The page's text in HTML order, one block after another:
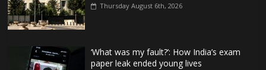
Thursday August 6th, 2026
‘What was my fault?’: How India’s exam
paper leak ended young lives